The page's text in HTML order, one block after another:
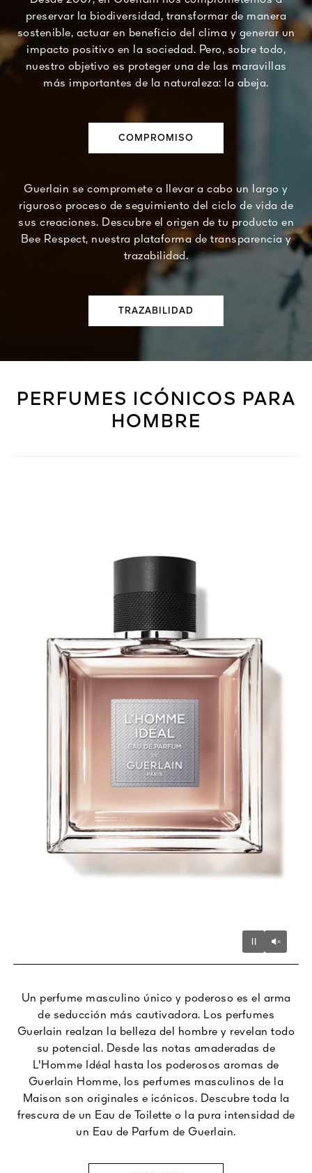
preservar la biodiversidad, transformar de manera
sostenible, actuar en beneficio del clima y generar un
impacto positivo en la sociedad. Pero, sobre todo,
nuestro objetivo es proteger una de las maravillas
más importantes de la naturaleza: la abeja.
COMPROMISO
Guerlain se compromete a llevar a cabo un largo y
riguroso proceso de seguimiento del ciclo de vida de
sus creaciones. Descubre el origen de tu producto en
Bee Respect, nuestra plataforma de transparencia y
trazabilidad.
TRAZABILIDAD
PERFUMES ICÓNICOS PARA
HOMBRE
Pause
Un perfume masculino único y poderoso es el arma
de seducción más cautivadora. Los perfumes
Guerlain realzan la belleza del hombre y revelan todo
su potencial. Desde las notas amaderadas de
L'Homme Idéal hasta los poderosos aromas de
Guerlain Homme, los perfumes masculinos de la
Maison son originales e icónicos. Descubre toda la
frescura de un Eau de Toilette o la pura intensidad de
un Eau de Parfum de Guerlain.